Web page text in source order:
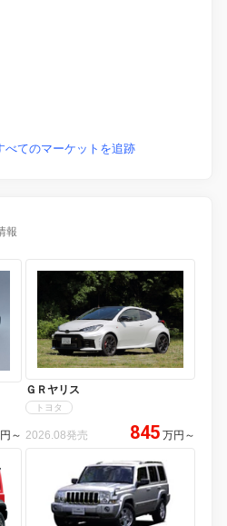
てのマーケットを追跡
報
～
ＧＲヤリス
トヨタ
2026.08発売 845 万円 ～